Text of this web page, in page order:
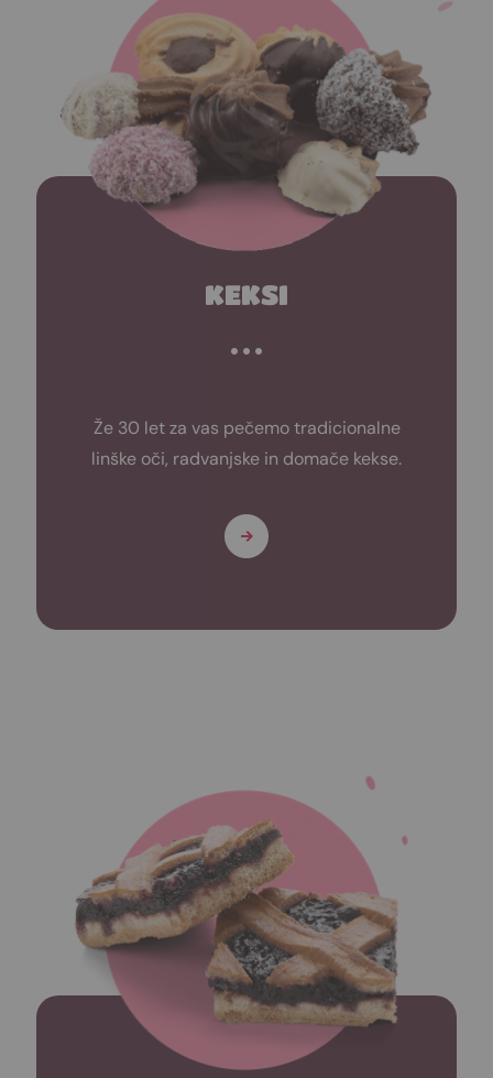
KEKSI
Že 30 let za vas pečemo tradicionalne
linške oči, radvanjske in domače kekse.